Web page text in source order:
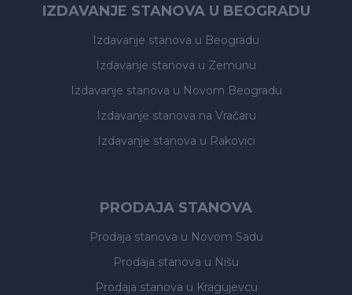
IZDAVANJE STANOVA U BEOGRADU
Izdavanje stanova u Beogradu
Izdavanje stanova u Zemunu
Izdavanje stanova u Novom Beogradu
Izdavanje stanova na Vračaru
Izdavanje stanova u Rakovici
PRODAJA STANOVA
Prodaja stanova u Novom Sadu
Prodaja stanova u Nišu
Prodaja stanova u Kragujevcu